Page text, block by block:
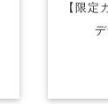
【限